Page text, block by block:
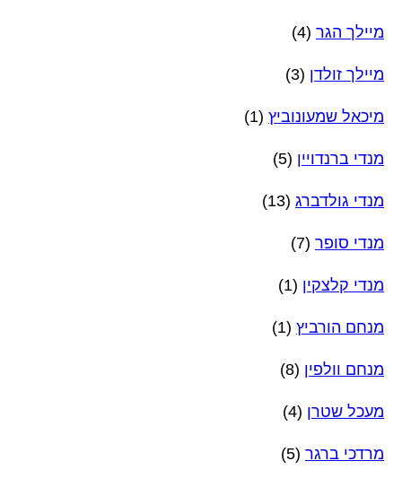
מיילך הגר (4)
מיילך זולדן (3)
מיכאל שמעונוביץ (1)
מנדי ברנדויין (5)
מנדי גולדברג (13)
מנדי סופר (7)
מנדי קלצקין (1)
מנחם הורביץ (1)
מנחם וולפין (8)
מעכל שטרן (4)
מרדכי ברגר (5)